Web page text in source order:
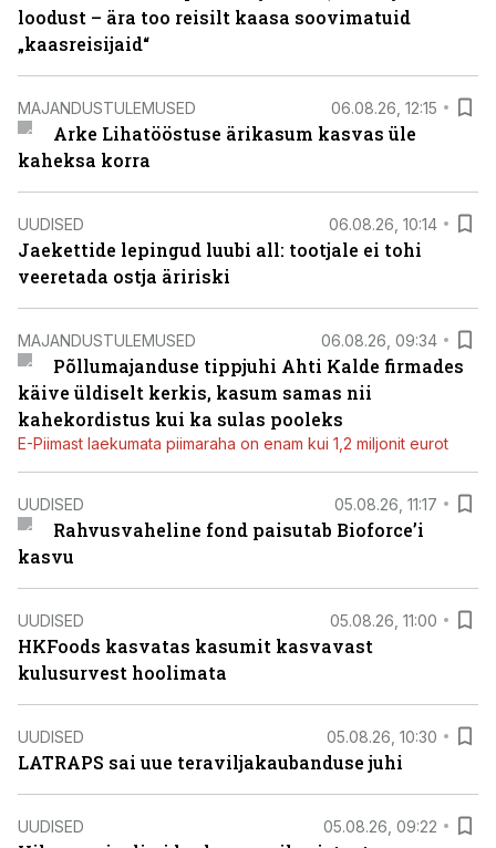
loodust – ära too reisilt kaasa soovimatuid
„kaasreisijaid“
MAJANDUSTULEMUSED 06.08.26, 12:15
Arke Lihatööstuse ärikasum kasvas üle
kaheksa korra
UUDISED 06.08.26, 10:14
Jaekettide lepingud luubi all: tootjale ei tohi
veeretada ostja äririski
MAJANDUSTULEMUSED 06.08.26, 09:34
Põllumajanduse tippjuhi Ahti Kalde firmades
käive üldiselt kerkis, kasum samas nii
kahekordistus kui ka sulas pooleks
E-Piimast laekumata piimaraha on enam kui 1,2 miljonit eurot
UUDISED 05.08.26, 11:17
Rahvusvaheline fond paisutab Bioforce’i
kasvu
UUDISED 05.08.26, 11:00
HKFoods kasvatas kasumit kasvavast
kulusurvest hoolimata
UUDISED 05.08.26, 10:30
LATRAPS sai uue teraviljakaubanduse juhi
UUDISED 05.08.26, 09:22